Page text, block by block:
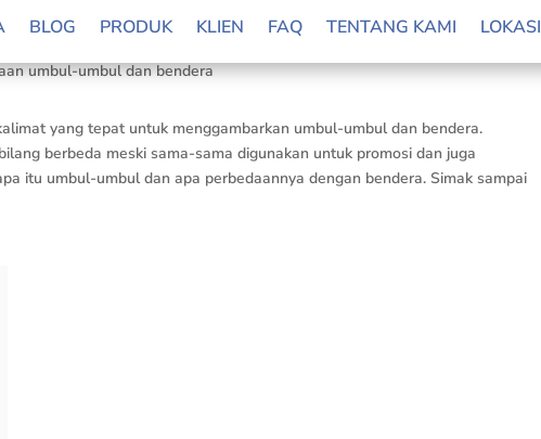
BLOG PRODUK KLIEN FAQ TENTANG KAMI LOKASI
yang tepat untuk menggambarkan umbul-umbul dan bendera.
berbeda meski sama-sama digunakan untuk promosi dan juga
itu umbul-umbul dan apa perbedaannya dengan bendera. Simak sampai